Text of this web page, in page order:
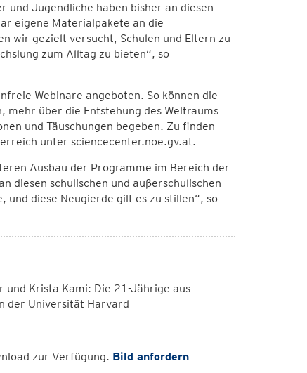
Jugendliche haben bisher an diesen
eigene Materialpakete an die
wir gezielt versucht, Schulen und Eltern zu
zum Alltag zu bieten“, so
Webinare angeboten. So können die
mehr über die Entstehung des Weltraums
und Täuschungen begeben. Zu finden
unter sciencecenter.noe.gv.at.
Ausbau der Programme im Bereich der
diesen schulischen und außerschulischen
diese Neugierde gilt es zu stillen“, so
Krista Kami: Die 21-Jährige aus
der Universität Harvard
zur Verfügung. Bild anfordern